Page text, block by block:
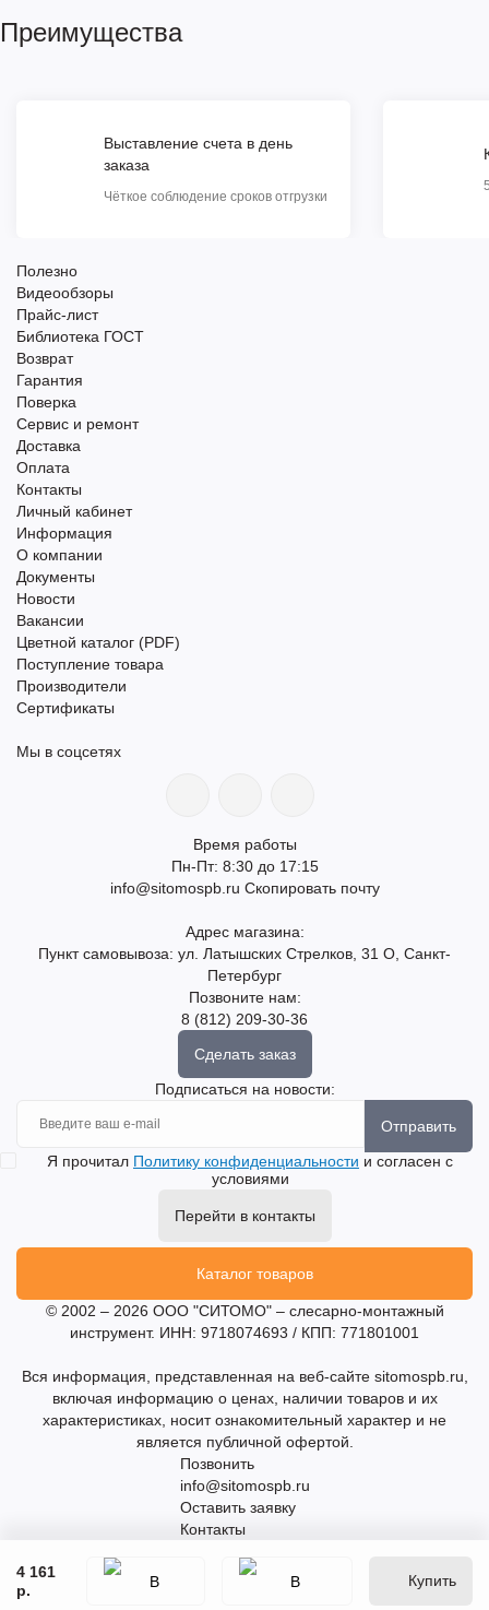
Преимущества
Выставление счета в день
заказа
Чёткое соблюдение сроков отгрузки
4 161
р.
Купить
Полезно
Видеообзоры
Прайс-лист
Библиотека ГОСТ
Возврат
Гарантия
Поверка
Сервис и ремонт
Доставка
Оплата
Контакты
Личный кабинет
Информация
О компании
Документы
Новости
Вакансии
Цветной каталог (PDF)
Поступление товара
Производители
Сертификаты
Мы в соцсетях
Время работы
Пн-Пт: 8:30 до 17:15
info@sitomospb.ru Скопировать почту
Адрес магазина:
Пункт самовывоза: ул. Латышских Стрелков, 31 О, Санкт-
Петербург
Позвоните нам:
8 (812) 209-30-36
Сделать заказ
Подписаться на новости:
Отправить
Я прочитал Политику конфиденциальности и согласен с
условиями
Перейти в контакты
Каталог товаров
© 2002 – 2026 ООО "СИТОМО" – слесарно-монтажный
инструмент. ИНН: 9718074693 / КПП: 771801001
Вся информация, представленная на веб-сайте sitomospb.ru,
включая информацию о ценах, наличии товаров и их
характеристиках, носит ознакомительный характер и не
является публичной офертой.
Позвонить
info@sitomospb.ru
Оставить заявку
Контакты